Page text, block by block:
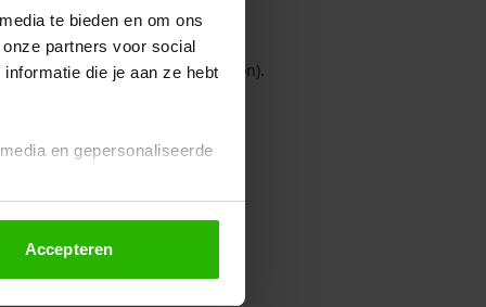
te bieden en om ons
partners voor social
die je aan ze hebt
en gepersonaliseerde
altijd wijzigen of
Accepteren
console for more information).